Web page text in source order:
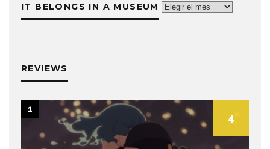
Life
IT BELONGS IN A MUSEUM
It
REVIEWS
4
1